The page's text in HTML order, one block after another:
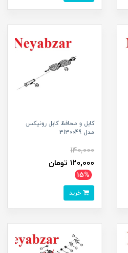
کابل و محافظ کابل رونیکس
مدل 3130049
140,000
120,000 تومان
15%